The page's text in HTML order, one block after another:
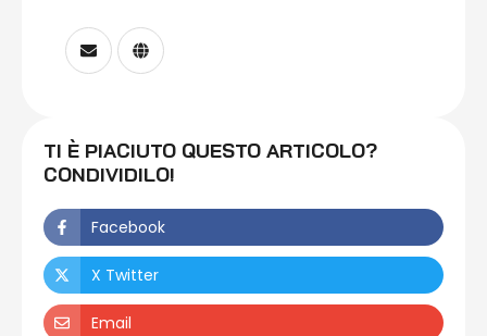
TI È PIACIUTO QUESTO ARTICOLO?
CONDIVIDILO!
Facebook
X Twitter
Email